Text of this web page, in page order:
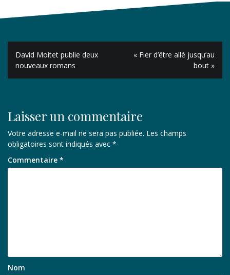
Navigation
de
l’article
David Moitet publie deux
nouveaux romans
« Fier d’être allé jusqu’au
bout »
Laisser un commentaire
Votre adresse e-mail ne sera pas publiée. Les champs
obligatoires sont indiqués avec *
Commentaire *
Nom